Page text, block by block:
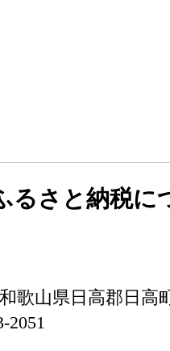
さと納税に
歌山県日高郡日高
2051